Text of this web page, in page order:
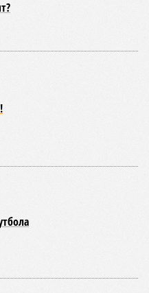
отказ передавать
3 миллиона рублей
пропавшей группы
зону Манской
семьи Усольцевых и